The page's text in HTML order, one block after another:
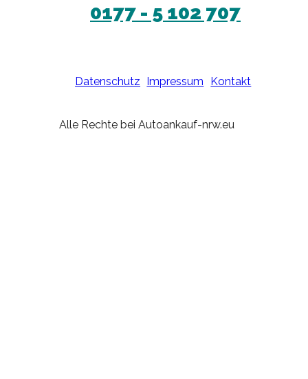
Alle Rechte bei Autoankauf-nrw.eu
Datenschutz Impressum Kontakt
0177 - 5 102 707